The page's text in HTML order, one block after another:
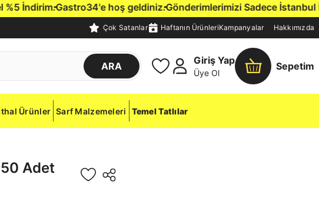
İndirim.Gastro34'e hoş geldiniz.Gönderimlerimizi Sadece İstanbul
Çok Satanlar Haftanın ÜrünleriKampanyalar Hakkımızda
ARA
Giriş Yap
Üye Ol
Sepetim
Ürünler Sarf Malzemeleri Temel Tatlılar
Adet